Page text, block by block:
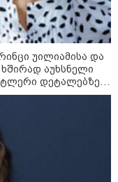
გოგონა, ვისაც
ავიწროებდა
ასეთი
000 ლარს
სახალხოდ
გიგა ავალიანის
ავრცელებს
ჩემთვის იყო
ხმა აქვს,
ცუდად არის"
გაუჩინარებული
გავრცელებულ
კომენტარს
უილიამისა და
აუხსნელი
დეტალებზე